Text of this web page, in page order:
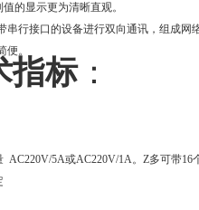
的显示更为清晰直观。
行接口的设备进行双向通讯，组成网
。
指标：
5A或AC220V/1A。Z多可带16